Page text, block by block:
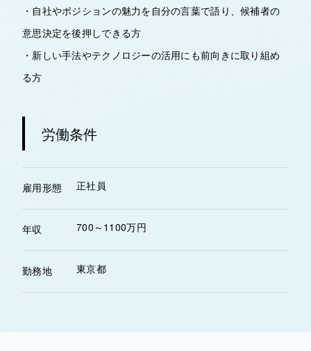
・自社やポジションの魅力を自分の言葉で語り、候補者の
意思決定を後押しできる方
・新しい手法やテクノロジーの活用にも前向きに取り組め
る方
労働条件
雇用形態 正社員
年収 700～1100万円
勤務地 東京都